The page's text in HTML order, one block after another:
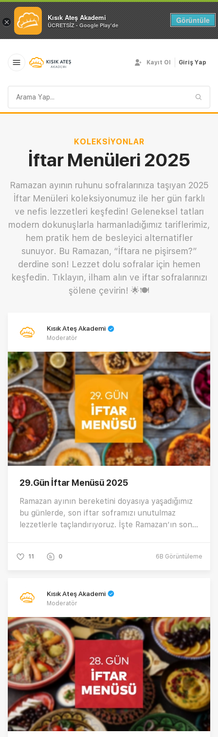
× Kısık Ateş Akademi
ÜCRETSİZ - Google Play'de
Görüntüle
sorgusu
Kayıt Ol Giriş Yap
KOLEKSIYONLAR
İftar Menüleri 2025
Ramazan ayının ruhunu sofralarınıza taşıyan 2025
İftar Menüleri koleksiyonumuz ile her gün farklı
ve nefis lezzetleri keşfedin! Geleneksel tatları
modern dokunuşlarla harmanladığımız tariflerimiz,
hem pratik hem de besleyici alternatifler
sunuyor. Bu Ramazan, “İftara ne pişirsem?”
derdine son! Lezzet dolu sofralar için hemen
keşfedin. Tıklayın, ilham alın ve iftar sofralarınızı
şölene çevirin! 🌟🍽️
Kısık Ateş Akademi
Moderatör
29.Gün İftar Menüsü 2025
Ramazan ayının bereketini doyasıya yaşadığımız
bu günlerde, son iftar soframızı unutulmaz
lezzetlerle taçlandırıyoruz. İşte Ramazan’ın son
11 0 6B Görüntüleme
Kısık Ateş Akademi
Moderatör